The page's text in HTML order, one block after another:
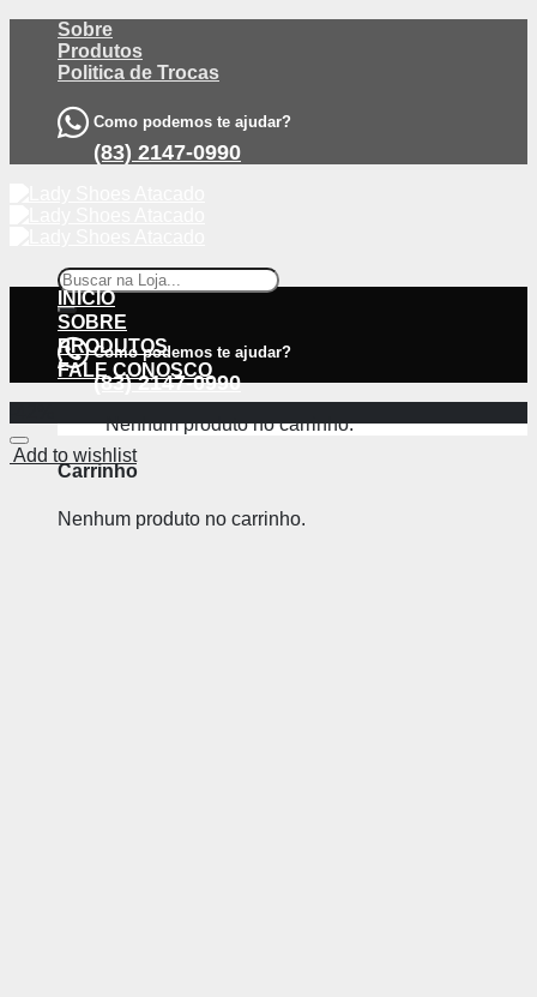
content
Sobre
Produtos
Politica de Trocas
Como podemos te ajudar?
(83) 2147-0990
Pesquisar
por:
Como podemos te ajudar?
(83) 2147-0990
Nenhum produto no carrinho.
Carrinho
Nenhum produto no carrinho.
INÍCIO
SOBRE
PRODUTOS
FALE CONOSCO
Add to wishlist